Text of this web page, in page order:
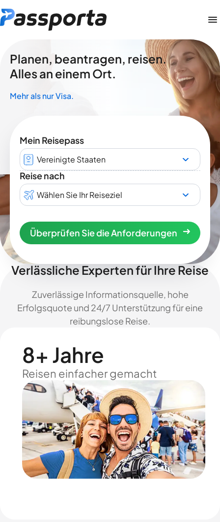
Planen, beantragen, reisen.
Alles an einem Ort.
Mehr als nur Visa.
Mein Reisepass
Vereinigte Staaten
Reise nach
Wählen Sie Ihr Reiseziel
Überprüfen Sie die Anforderungen
Verlässliche Experten für Ihre Reise
Zuverlässige Informationsquelle, hohe
Erfolgsquote und 24/7 Unterstützung für eine
reibungslose Reise.
8+ Jahre
Reisen einfacher gemacht